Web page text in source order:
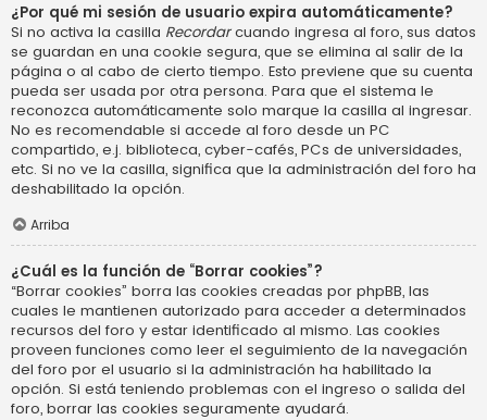
¿Por qué mi sesión de usuario expira automáticamente?
Si no activa la casilla Recordarcuando ingresa al foro, sus datos
se guardan en una cookie segura, que se elimina al salir de la
página o al cabo de cierto tiempo. Esto previene que su cuenta
pueda ser usada por otra persona. Para que el sistema le
reconozca automáticamente solo marque la casilla al ingresar.
No es recomendable si accede al foro desde un PC
compartido, e.j. biblioteca, cyber-cafés, PCs de universidades,
etc. Si no ve la casilla, significa que la administración del foro ha
deshabilitado la opción.
Arriba
¿Cuál es la función de “Borrar cookies”?
“Borrar cookies” borra las cookies creadas por phpBB, las
cuales le mantienen autorizado para acceder a determinados
recursos del foro y estar identificado al mismo. Las cookies
proveen funciones como leer el seguimiento de la navegación
del foro por el usuario si la administración ha habilitado la
opción. Si está teniendo problemas con el ingreso o salida del
foro, borrar las cookies seguramente ayudará.